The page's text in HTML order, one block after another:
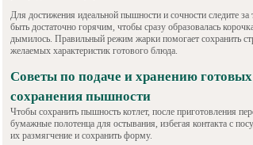
Для достижения идеальной пышности и сочности следите
быть достаточно горячим, чтобы сразу образовалась
дымилось. Правильный режим жарки помогает сохранить
желаемых характеристик готового блюда.
Советы по подаче и хранению
сохранения пышности
Чтобы сохранить пышность котлет, после приготовления
бумажные полотенца для остывания, избегая контакта с
их размягчение и сохранить форму.